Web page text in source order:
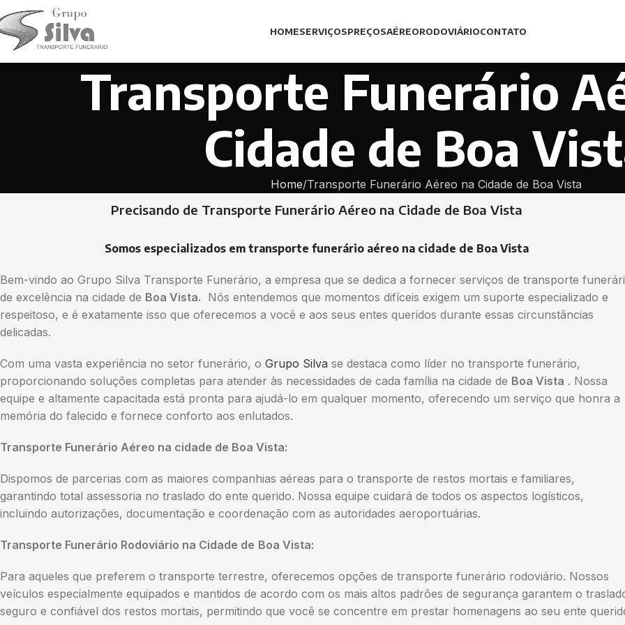
HOMESERVIÇOSPREÇOSAÉREORODOVIÁRIOCONTATO
Transporte Funerário
Cidade de Boa
Home Transporte Funerário Aéreo na Cidade de Boa Vista
Precisando de Transporte Funerário Aéreo na Cidade de Boa Vista
Somos especializados em transporte funerário aéreo na cidade de Boa Vista
Bem-vindo ao Grupo Silva Transporte Funerário, a empresa que se dedica a fornecer serviços de transporte
de excelência na cidade de Boa Vista. Nós entendemos que momentos difíceis exigem um suporte especializado e
respeitoso, e é exatamente isso que oferecemos a você e aos seus entes queridos durante essas circunstâncias
delicadas.
Com uma vasta experiência no setor funerário, o Grupo Silva se destaca como líder no transporte funerário,
proporcionando soluções completas para atender às necessidades de cada família na cidade de Boa Vista . Nossa
equipe e altamente capacitada está pronta para ajudá-lo em qualquer momento, oferecendo um serviço que honra a
memória do falecido e fornece conforto aos enlutados.
Transporte Funerário Aéreo na cidade de Boa Vista:
Dispomos de parcerias com as maiores companhias aéreas para o transporte de restos mortais e familiares,
garantindo total assessoria no traslado do ente querido. Nossa equipe cuidará de todos os aspectos logísticos,
incluindo autorizações, documentação e coordenação com as autoridades aeroportuárias.
Transporte Funerário Rodoviário na Cidade de Boa Vista:
Para aqueles que preferem o transporte terrestre, oferecemos opções de transporte funerário rodoviário. Nossos
veículos especialmente equipados e mantidos de acordo com os mais altos padrões de segurança garantem o
seguro e confiável dos restos mortais, permitindo que você se concentre em prestar homenagens ao seu ente